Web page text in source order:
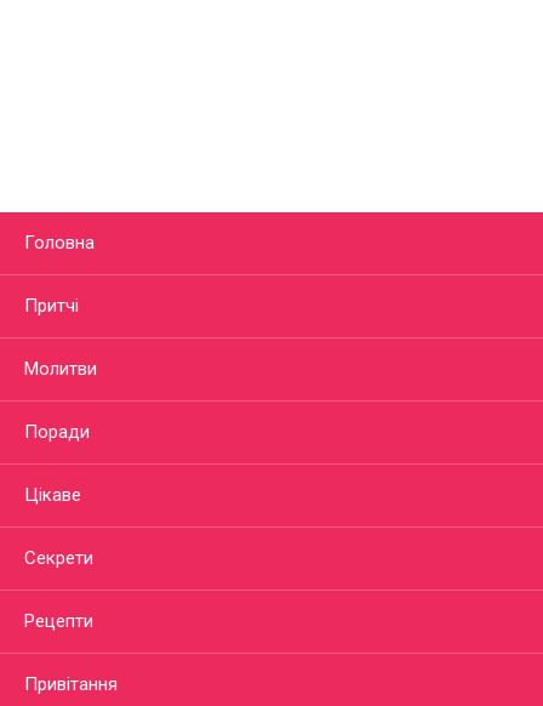
Головна
Притчі
Молитви
Поради
Цікаве
Секрети
Рецепти
Привітання